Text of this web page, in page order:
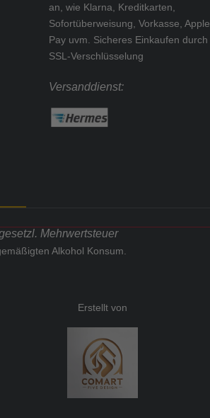
an, wie Klarna, Kreditkarten,
Sofortüberweisung, Vorkasse, Apple
Pay uvm. Sicheres Einkaufen durch
SSL-Verschlüsselung
Versanddienst:
Mehrwertsteuer
Alkohol Konsum.
Erstellt von